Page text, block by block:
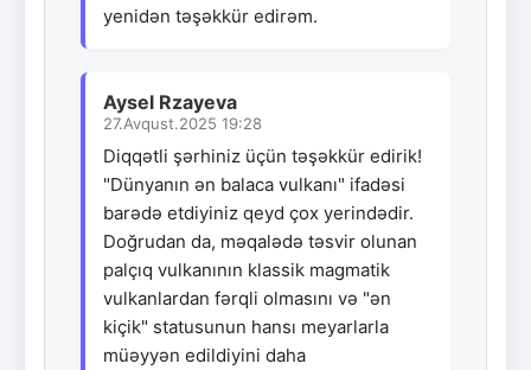
yenidən təşəkkür edirəm.
Aysel Rzayeva
27.Avqust.2025 19:28
Diqqətli şərhiniz üçün təşəkkür edirik!
"Dünyanın ən balaca vulkanı" ifadəsi
barədə etdiyiniz qeyd çox yerindədir.
Doğrudan da, məqalədə təsvir olunan
palçıq vulkanının klassik magmatik
vulkanlardan fərqli olmasını və "ən
kiçik" statusunun hansı meyarlarla
müəyyən edildiyini daha